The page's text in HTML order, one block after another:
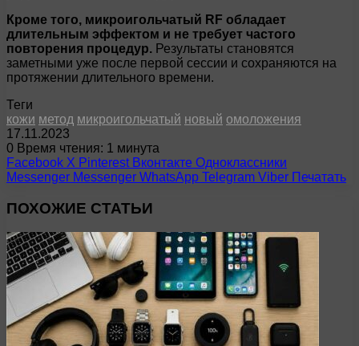
Кроме того, микроигольчатый RF обладает
длительным эффектом и не требует частого
повторения процедур. Результаты становятся
заметными уже после первой сессии и сохраняются на
протяжении длительного времени.
Теги
кожи метод микроигольчатый новый омоложения
17.11.2023
0 Время чтения: 1 минута
Facebook X Pinterest Вконтакте Одноклассники
Messenger Messenger WhatsApp Telegram Viber Печатать
ПОХОЖИЕ СТАТЬИ